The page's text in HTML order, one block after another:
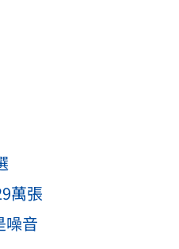
萬張
噪音